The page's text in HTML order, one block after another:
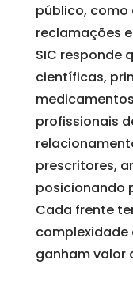
público,
reclamações
SIC responde
científicas,
profissionais
prescritores,
posicionando
Cada frente
complexidade
ganham valor